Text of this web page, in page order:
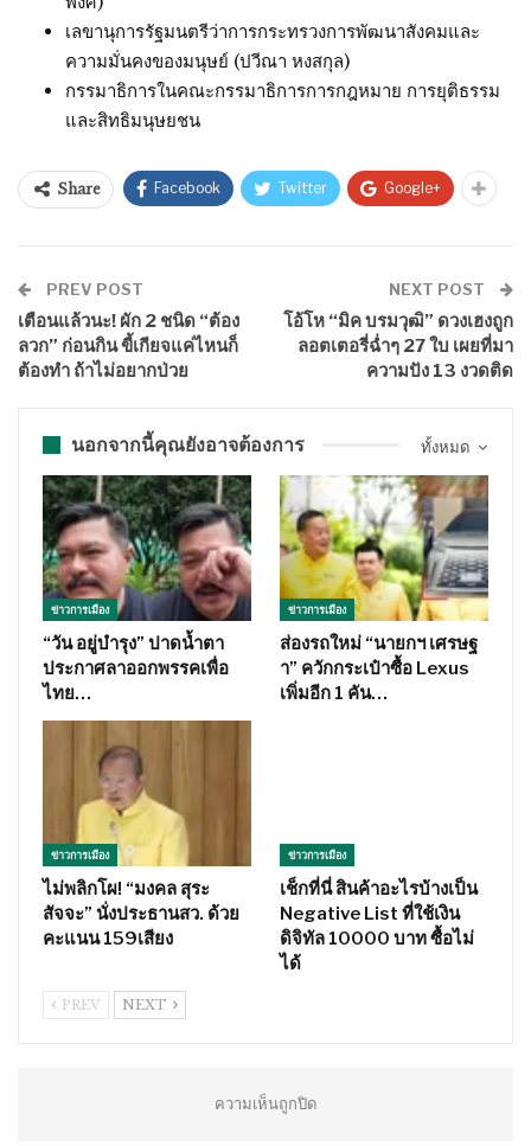
เลขานุการรัฐมนตรีว่าการกระทรวงการพัฒนาสังคมและ
ความมั่นคงของมนุษย์ (ปวีณา หงสกุล)
กรรมาธิการในคณะกรรมาธิการการกฎหมาย การยุติธรรม
และสิทธิมนุษยชน
Share Facebook Twitter Google+
PREV POST
เตือนแล้วนะ! ผัก 2 ชนิด “ต้อง
ลวก” ก่อนกิน ขี้เกียจแค่ไหนก็
ต้องทำ ถ้าไม่อยากป่วย
NEXT POST
โอ้โห “มิค บรมวุฒิ” ดวงเฮงถูก
ลอตเตอรี่ฉ่ำๆ 27 ใบ เผยที่มา
ความปัง 13 งวดติด
ทั้งหมด
นอกจากนี้คุณยังอาจต้องการ
ข่าวการเมือง
“วัน อยู่บำรุง” ปาดน้ำตา
ประกาศลาออกพรรคเพื่อ
ไทย…
ข่าวการเมือง
ส่องรถใหม่ “นายกฯ เศรษฐ
า” ควักกระเป๋าซื้อ Lexus
เพิ่มอีก 1 คัน…
ข่าวการเมือง
ไม่พลิกโผ! “มงคล สุระ
สัจจะ” นั่งประธานสว. ด้วย
คะแนน 159เสียง
ข่าวการเมือง
เช็กที่นี่ สินค้าอะไรบ้างเป็น
Negative List ที่ใช้เงิน
ดิจิทัล 10000 บาท ซื้อไม่
ได้
PREV NEXT
ความเห็นถูกปิด